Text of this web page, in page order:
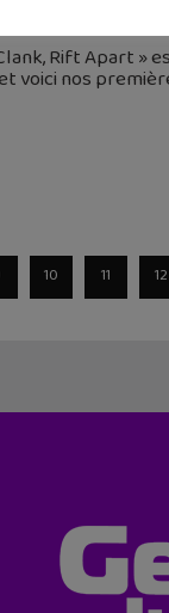
Rift Apart »
voici nos
10 11 12